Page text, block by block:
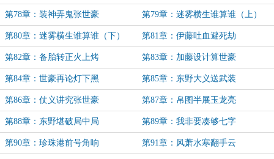
第78章：装神弄鬼张世豪 第79章：迷雾横生谁算谁（上）
第80章：迷雾横生谁算谁（下） 第81章：伊藤吐血避死劫
第82章：备胎转正火上烤 第83章：加藤设计算世豪
第84章：世豪再论灯下黑 第85章：东野大义送武装
第86章：仗义讲究张世豪 第87章：帛图半展玉龙亮
第88章：东野堪破局中局 第89章：我非要凑够七字
第90章：珍珠港前号角响 第91章：风萧水寒翻手云